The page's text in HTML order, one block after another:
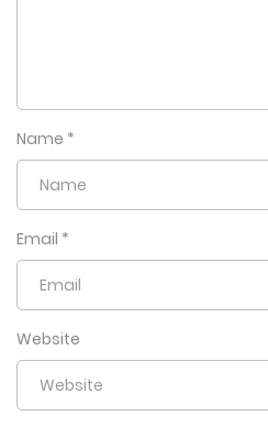
Name *
Email *
Website